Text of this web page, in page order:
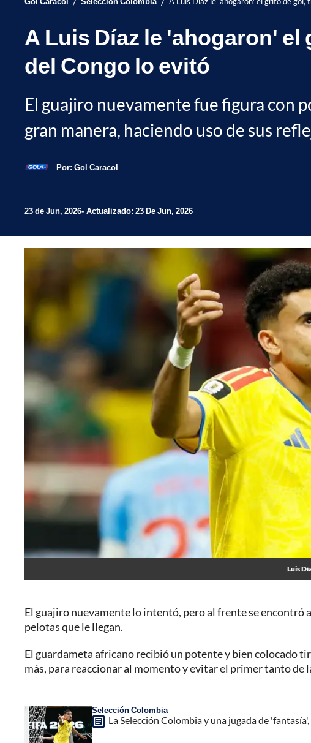
A Luis Díaz le 'ahogaron'
del Congo lo evitó
El guajiro nuevamente fue figura con
gran manera, haciendo uso de sus
Por: Gol Caracol
23 de Jun, 2026 Actualizado: 23 De Jun, 2026
Luis
El guajiro nuevamente lo intentó, pero al frente se encontró
pelotas que le llegan.
El guardameta africano recibió un potente y bien colocado
más, para reaccionar al momento y evitar el primer tanto de
Selección Colombia
La Selección Colombia y una jugada de